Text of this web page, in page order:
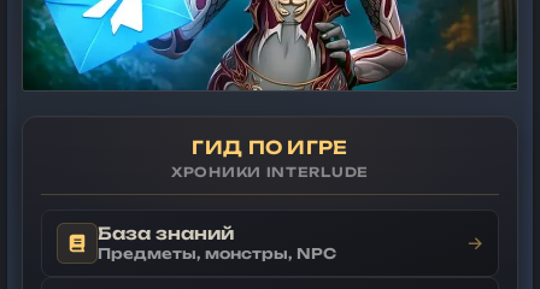
ГИД ПО ИГРЕ
ХРОНИКИ INTERLUDE
База знаний
Предметы, монстры, NPC →